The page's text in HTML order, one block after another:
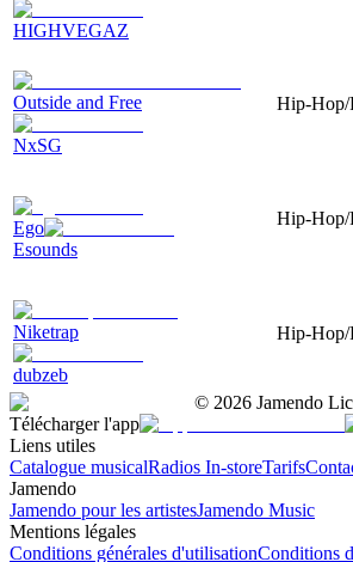
HIGHVEGAZ
Outside and Free
NxSG
Hip-Hop/
Ego
Esounds
Hip-Hop/
Niketrap
dubzeb
Hip-Hop/
© 2026 Jamendo
Télécharger l'app
Liens utiles
Catalogue musicalRadios In-storeTarifs
Jamendo
Jamendo pour les artistesJamendo Music
Mentions légales
Conditions générales d'utilisationConditions